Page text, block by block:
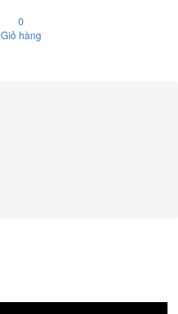
0
Giỏ hàng